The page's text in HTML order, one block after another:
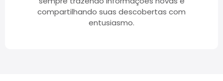
compartilhando suas descobertas com
entusiasmo.